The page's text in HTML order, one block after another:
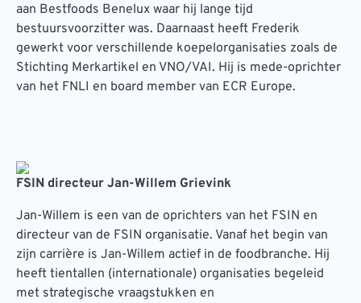
aan Bestfoods Benelux waar hij lange tijd
bestuursvoorzitter was. Daarnaast heeft Frederik
gewerkt voor verschillende koepelorganisaties zoals de
Stichting Merkartikel en VNO/VAI. Hij is mede-oprichter
van het FNLI en board member van ECR Europe.
FSIN directeur Jan-Willem Grievink
Jan-Willem is een van de oprichters van het FSIN en
directeur van de FSIN organisatie. Vanaf het begin van
zijn carrière is Jan-Willem actief in de foodbranche. Hij
heeft tientallen (internationale) organisaties begeleid
met strategische vraagstukken en